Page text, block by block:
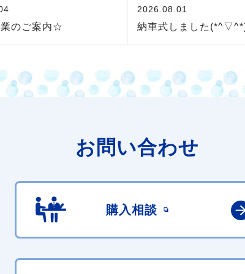
のご案内☆
2026.08.01
納車式しました
お問い合わせ
購入相談